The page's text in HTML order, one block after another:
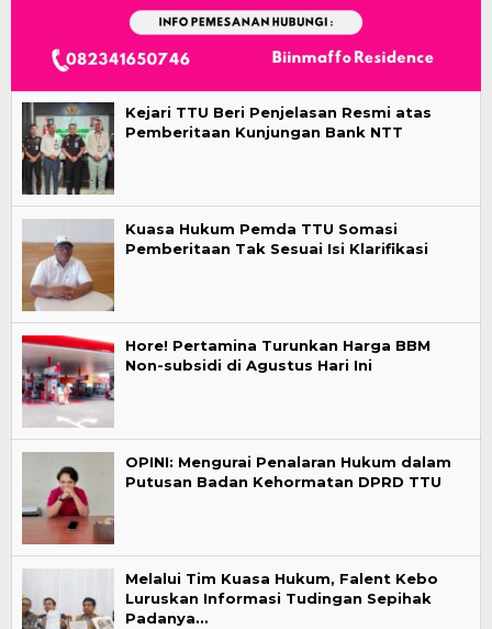
Kejari TTU Beri Penjelasan Resmi atas
Pemberitaan Kunjungan Bank NTT
Kuasa Hukum Pemda TTU Somasi
Pemberitaan Tak Sesuai Isi Klarifikasi
Hore! Pertamina Turunkan Harga BBM
Non-subsidi di Agustus Hari Ini
OPINI: Mengurai Penalaran Hukum dalam
Putusan Badan Kehormatan DPRD TTU
Melalui Tim Kuasa Hukum, Falent Kebo
Luruskan Informasi Tudingan Sepihak
Padanya…